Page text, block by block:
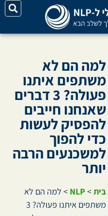
למה הם לא
משתפים איתנו
פעולה? 3 דברים
שאנחנו חייבים
להפסיק לעשות
כדי להפוך
למשכנעים הרבה
יותר
בית>
NLP
> למה הם לא
משתפים איתנו פעולה? 3